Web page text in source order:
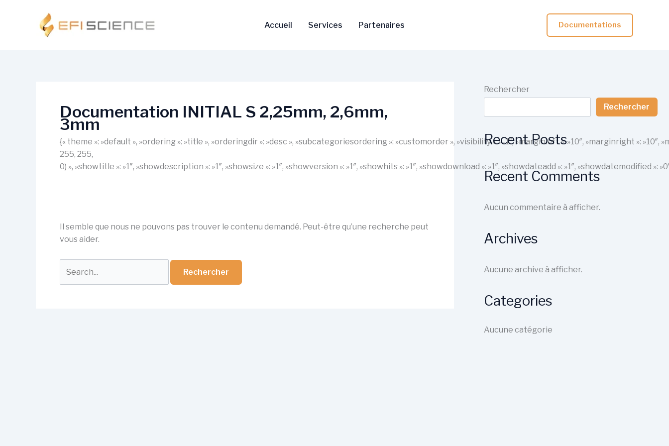
Accueil Services Partenaires Documentations
Documentation INITIAL S 2,25mm, 2,6mm,
3mm
{« theme »: »default », »ordering »: »title », »orderingdir »: »desc », »subcategoriesordering »: »customorder », »visibility »: »-1″, »marginleft »: »10″, »marginright »:
255, 255,
0) », »showtitle »: »1″, »showdescription »: »1″, »showsize »: »1″, »showversion »: »1″, »showhits »: »1″, »showdownload »: »1″, »showdateadd »: »1″,
Il semble que nous ne pouvons pas trouver le contenu demandé. Peut-être qu’une recherche peut
vous aider.
Rechercher
Rechercher
Recent Posts
Recent Comments
Aucun commentaire à afficher.
Archives
Aucune archive à afficher.
Categories
Aucune catégorie